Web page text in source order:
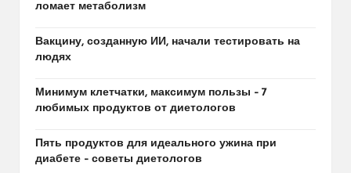
ломает метаболизм
Вакцину, созданную ИИ, начали тестировать на
людях
Минимум клетчатки, максимум пользы – 7
любимых продуктов от диетологов
Пять продуктов для идеального ужина при
диабете – советы диетологов